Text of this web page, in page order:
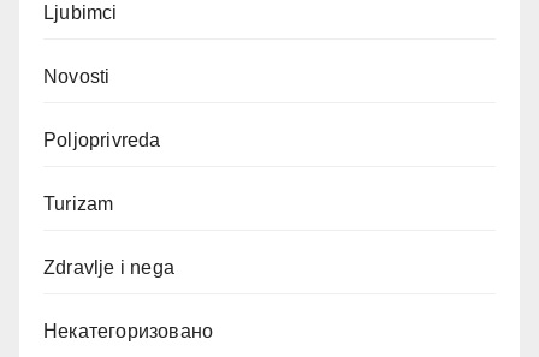
Ljubimci
Novosti
Poljoprivreda
Turizam
Zdravlje i nega
Некатегоризовано